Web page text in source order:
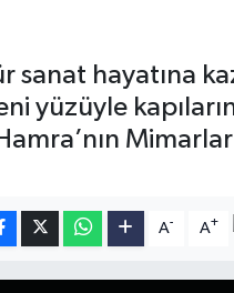
hayatına
yüzüyle
A- A+